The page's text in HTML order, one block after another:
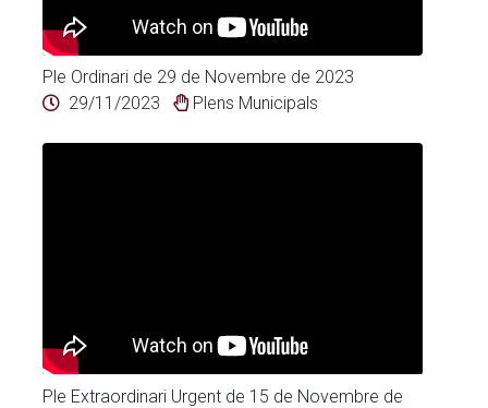
Ple Ordinari de 29 de Novembre de 2023
29/11/2023
Plens Municipals
Ple Extraordinari Urgent de 15 de Novembre de